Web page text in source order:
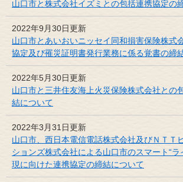
山口市と株式会社イズミとの包括連携協定の
2022年9月30日更新
山口市とあいおいニッセイ同和損害保険株式
協定及び罹災証明書発行業務に係る覚書の締
2022年5月30日更新
山口市と三井住友海上火災保険株式会社との
結について
2022年3月31日更新
山口市、西日本電信電話株式会社及びＮＴＴ
ションズ株式会社による山口市のスマート“ラ
現に向けた連携協定の締結について